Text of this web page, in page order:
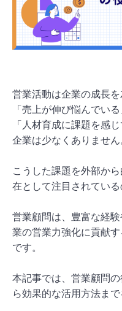
営業活動は企業の成長を
「売上が伸び悩んでい
「人材育成に課題を感
企業は少なくありません
こうした課題を外部か
在として注目されている
営業顧問は、豊富な経
業の営業力強化に貢献す
です。
本記事では、営業顧問
ら効果的な活用方法ま